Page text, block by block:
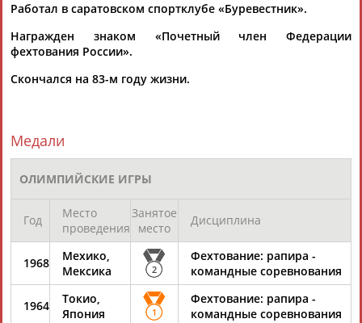
© Стадион, 1998-2026
Разработка и поддержка ООО НАИТ «Стадион»
Работал в саратовском спортклубе «Буревестник».
Награжден знаком «Почетный член Федерации
фехтования России».
Скончался на 83-м году жизни.
Медали
ОЛИМПИЙСКИЕ ИГРЫ
Год
Место
проведения
Занятое
место
Дисциплина
1968
Мехико,
Мексика
2
Фехтование: рапира -
командные соревнования
1964
Токио,
Япония
1
Фехтование: рапира -
командные соревнования